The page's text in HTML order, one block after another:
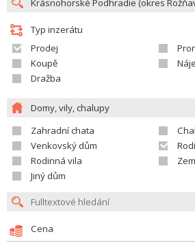
Typ inzerátu
Prodej
Koupě
Dražba
Domy, vily, chalupy
Zahradní chata
Venkovský dům
Rodinná vila
Jiný dům
Cena